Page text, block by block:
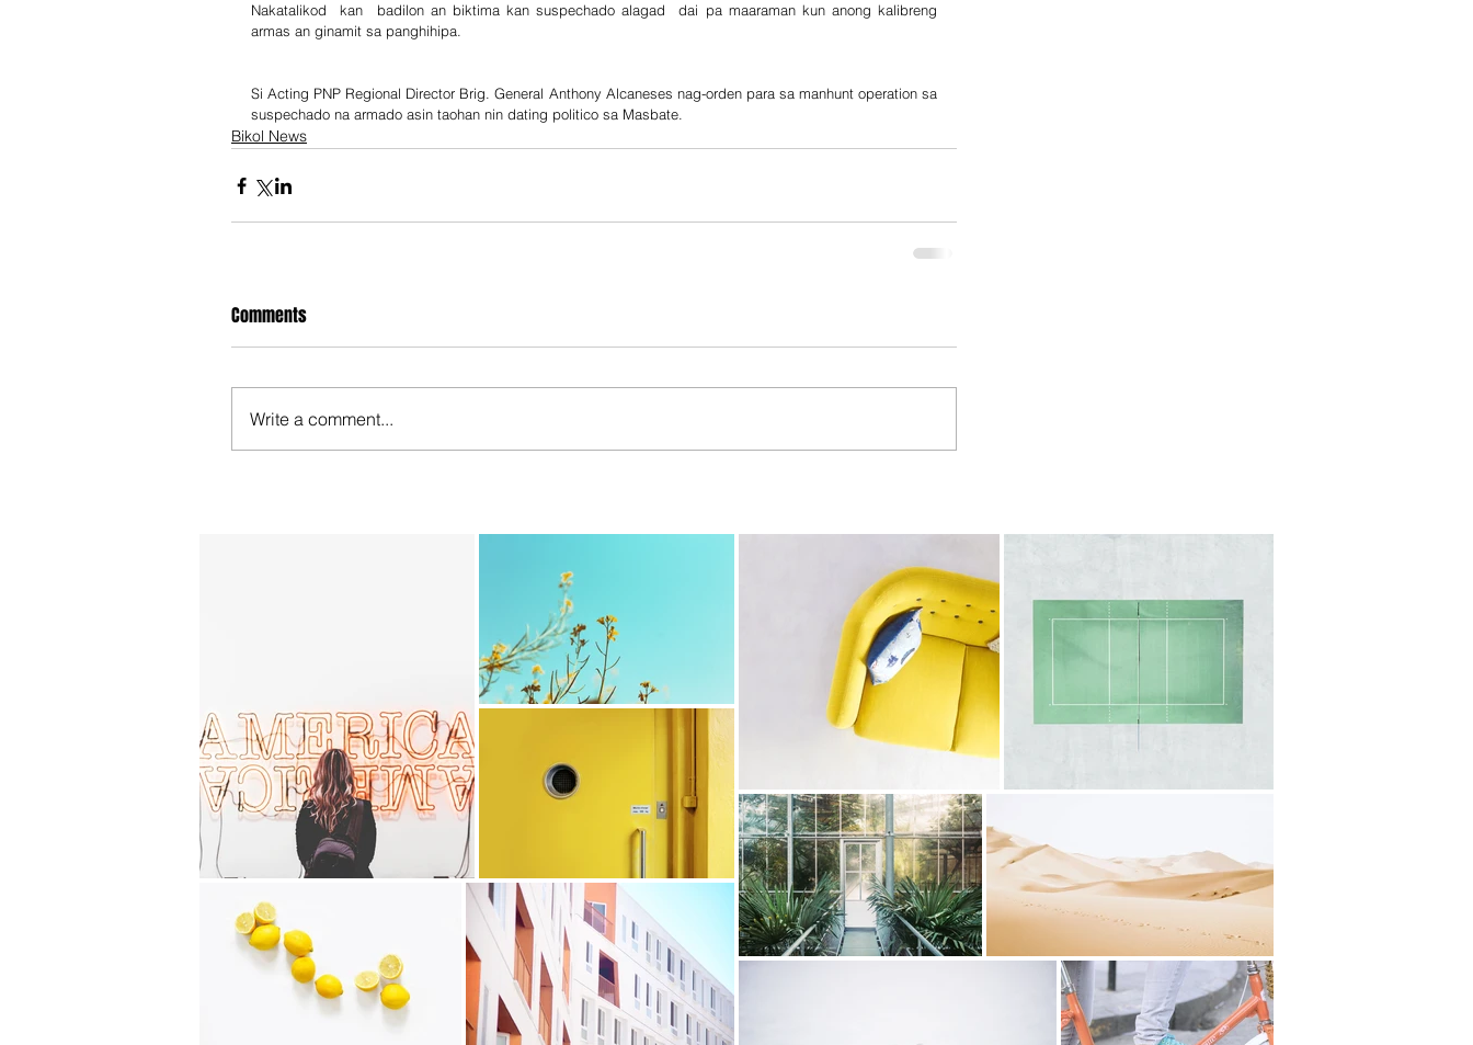
Nakatalikod  kan  badilon an biktima kan suspechado alagad  dai pa maaraman kun anong kalibreng
armas an ginamit sa panghihipa.
Si Acting PNP Regional Director Brig. General Anthony Alcaneses nag-orden para sa manhunt operation sa
suspechado na armado asin taohan nin dating politico sa Masbate.
Bikol News
Comments
Write a comment...